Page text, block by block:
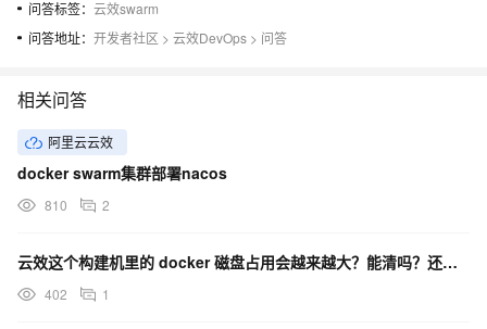
问答标签： 云效swarm
问答地址： 开发者社区 > 云效DevOps > 问答
相关问答
阿里云云效
docker swarm集群部署nacos
810 2
云效这个构建机里的 docker 磁盘占用会越来越大？能清吗？还是只能扩盘？
402 1